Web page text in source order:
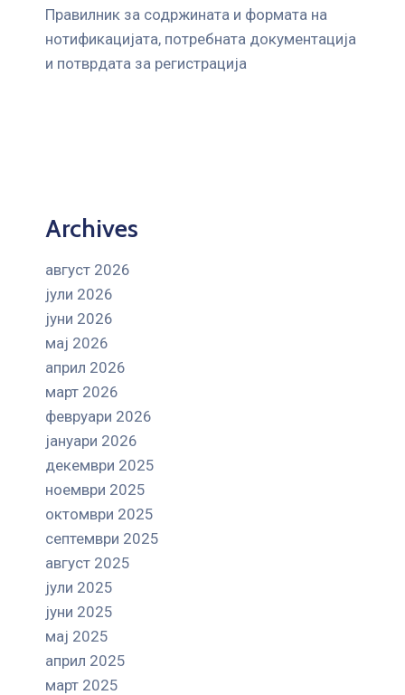
Правилник за содржината и формата на
нотификацијата, потребната документација
и потврдата за регистрација
Archives
август 2026
јули 2026
јуни 2026
мај 2026
април 2026
март 2026
февруари 2026
јануари 2026
декември 2025
ноември 2025
октомври 2025
септември 2025
август 2025
јули 2025
јуни 2025
мај 2025
април 2025
март 2025